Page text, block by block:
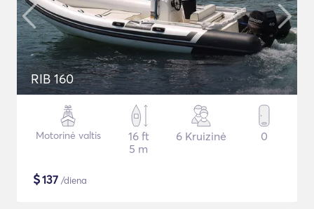
RIB 160
Motorinė valtis
16 ft
5 m
6 Kruizinė 0
$137 /diena